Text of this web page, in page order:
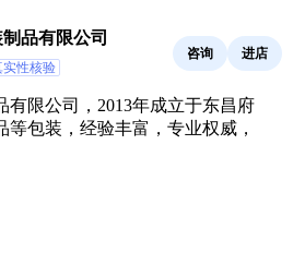
品有限公司
实性核验
咨询 进店
有限公司，2013年成立于东昌府
等包装，经验丰富，专业权威，